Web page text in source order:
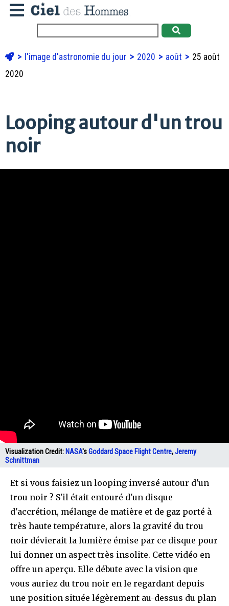
l'image d'astronomie du jour 2020 août
25 août
2020
Looping autour d'un trou
noir
Visualization Credit: NASA'sGoddard Space Flight Centre,Jeremy
Schnittman
Et si vous faisiez un looping inversé autour d'un
trou noir ? S'il était entouré d'un disque
d'accrétion, mélange de matière et de gaz porté à
très haute température, alors la gravité du trou
noir dévierait la lumière émise par ce disque pour
lui donner un aspect très insolite. Cette vidéo en
offre un aperçu. Elle débute avec la vision que
vous auriez du trou noir en le regardant depuis
une position située légèrement au-dessus du plan